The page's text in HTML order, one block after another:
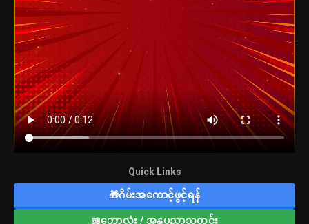
Quick Links
🎁ဂိမ်းအကောင့်ဖွင့်ရန်
📖ဘောလုံး / အနုပညာသတင်း